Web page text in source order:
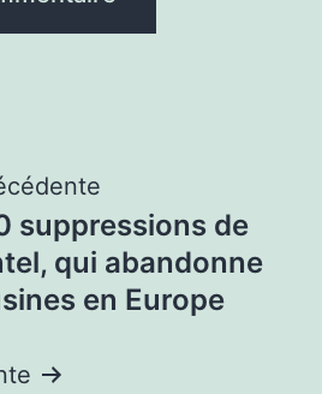
suppressions de
qui abandonne
en Europe